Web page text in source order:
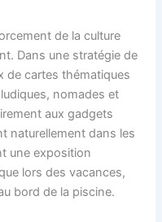
de la culture
Dans une stratégie de
de cartes thématiques
nomades et
aux gadgets
naturellement dans les
une exposition
lors des vacances,
bord de la piscine.